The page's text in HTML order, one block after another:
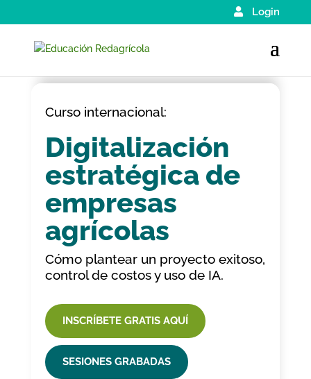
Login
Curso internacional:
Digitalización
estratégica de
empresas
agrícolas
Cómo plantear un proyecto exitoso,
control de costos y uso de IA.
INSCRÍBETE GRATIS AQUÍ
SESIONES GRABADAS